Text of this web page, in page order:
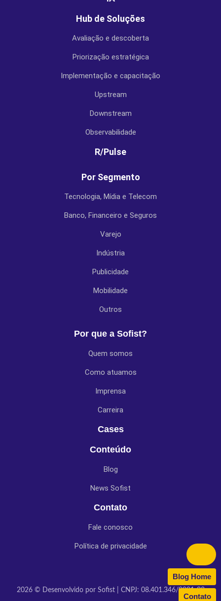
Hub de Soluções
Avaliação e descoberta
Priorização estratégica
Implementação e capacitação
Upstream
Downstream
Observabilidade
R/Pulse
Por Segmento
Tecnologia, Mídia e Telecom
Banco, Financeiro e Seguros
Varejo
Indústria
Publicidade
Mobilidade
Outros
Por que a Sofist?
Quem somos
Como atuamos
Imprensa
Carreira
Cases
Conteúdo
Blog
News Sofist
Contato
Fale conosco
Política de privacidade
2026 © Desenvolvido por Sofist | CNPJ: 08.401.346/0001-03
Blog Home
Contato